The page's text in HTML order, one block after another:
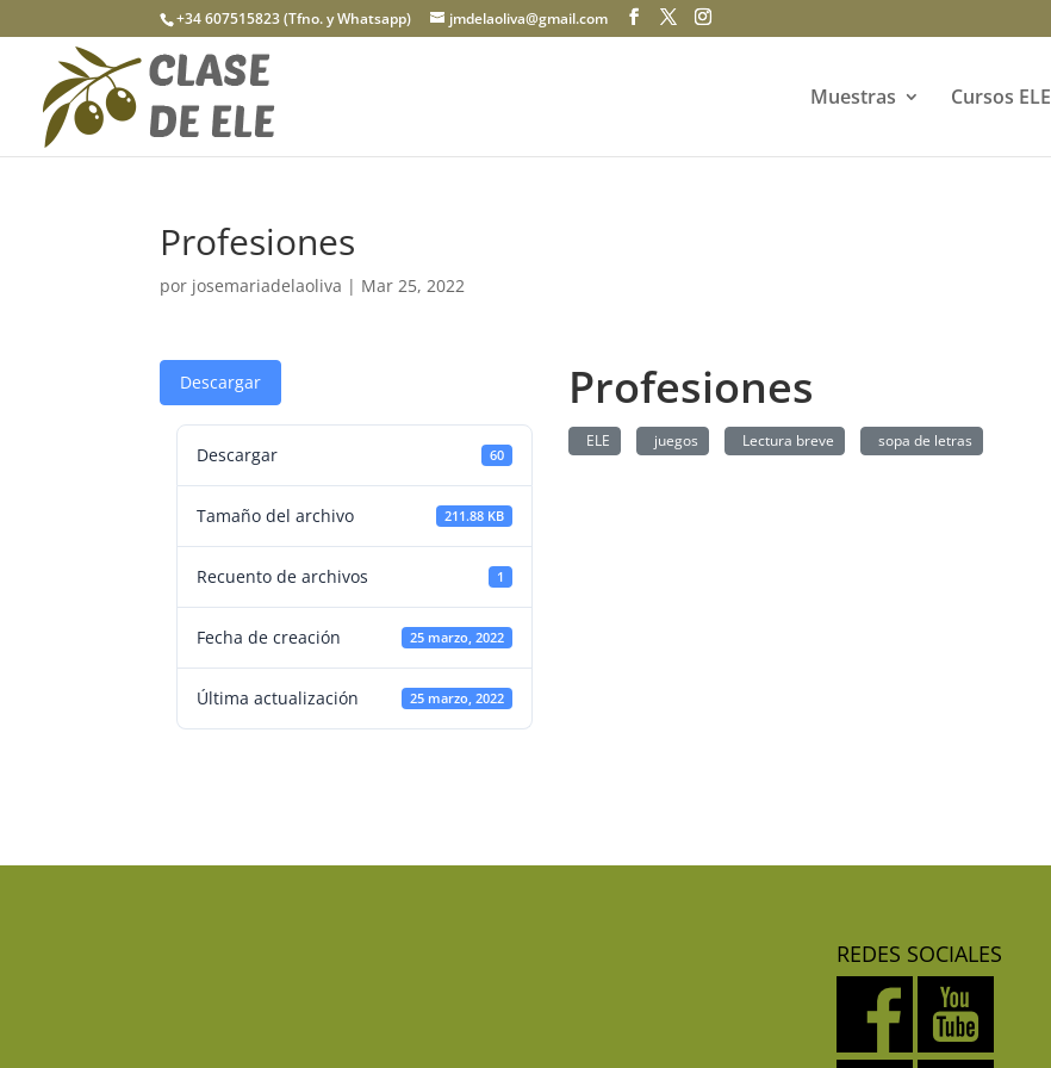
+34 607515823 (Tfno. y Whatsapp) jmdelaoliva@gmail.com
Muestras Cursos ELE
Profesiones
por josemariadelaoliva | Mar 25, 2022
Descargar
Descargar 60
Tamaño del archivo 211.88 KB
Recuento de archivos 1
Fecha de creación 25 marzo, 2022
Última actualización 25 marzo, 2022
Profesiones
ELE juegos Lectura breve sopa de letras
REDES SOCIALES